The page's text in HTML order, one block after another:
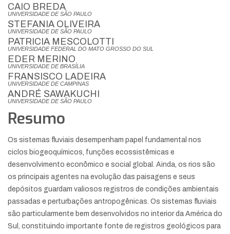
CAIO BREDA
UNIVERSIDADE DE SÃO PAULO
STEFANIA OLIVEIRA
UNIVERSIDADE DE SÃO PAULO
PATRICIA MESCOLOTTI
UNIVERSIDADE FEDERAL DO MATO GROSSO DO SUL
EDER MERINO
UNIVERSIDADE DE BRASÍLIA
FRANSISCO LADEIRA
UNIVERSIDADE DE CAMPINAS
ANDRÉ SAWAKUCHI
UNIVERSIDADE DE SÃO PAULO
Resumo
Os sistemas fluviais desempenham papel fundamental nos
ciclos biogeoquímicos, funções ecossistêmicas e
desenvolvimento econômico e social global. Ainda, os rios são
os principais agentes na evolução das paisagens e seus
depósitos guardam valiosos registros de condições ambientais
passadas e perturbações antropogênicas. Os sistemas fluviais
são particularmente bem desenvolvidos no interior da América do
Sul, constituindo importante fonte de registros geológicos para